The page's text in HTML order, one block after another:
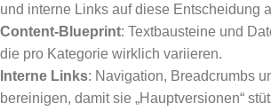
und interne Links auf diese Entscheidung
Content-Blueprint: Textbausteine und
die pro Kategorie wirklich variieren.
Interne Links: Navigation, Breadcrumbs
bereinigen, damit sie „Hauptversionen“